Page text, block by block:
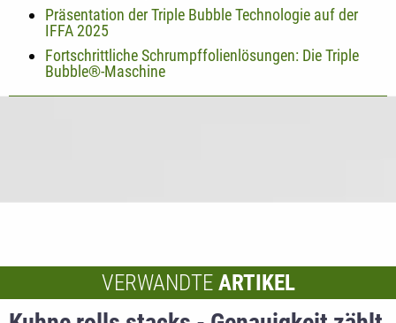
Präsentation der Triple Bubble Technologie auf der
IFFA 2025
Fortschrittliche Schrumpffolienlösungen: Die Triple
Bubble®-Maschine
VERWANDTE ARTIKEL